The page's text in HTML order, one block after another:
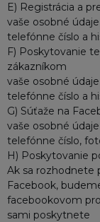
E) Registrácia a
vaše osobné
telefónne číslo a
F) Poskytovanie
zákazníkom
vaše osobné
telefónne číslo a
G) Súťaže na
vaše osobné
telefónne číslo,
H) Poskytovanie
Ak sa rozhodnete
Facebook,
facebookovom
sami poskytnete